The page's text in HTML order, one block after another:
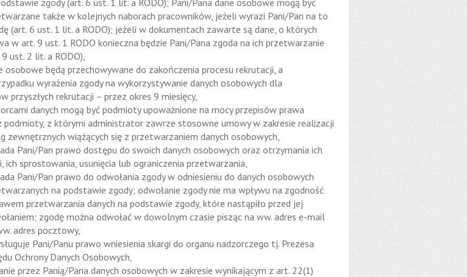
zgody (art. 6 ust. 1 lit. a RODO); Pani/Pana dane osobowe mogą być
także w kolejnych naborach pracowników, jeżeli wyrazi Pani/Pan na to
(art. 6 ust. 1 lit. a RODO); jeżeli w dokumentach zawarte są dane, o których
w art. 9 ust. 1 RODO konieczna będzie Pani/Pana zgoda na ich przetwarzanie
ust. 2 lit. a RODO),
osobowe będą przechowywane do zakończenia procesu rekrutacji, a
wyrażenia zgody na wykorzystywanie danych osobowych dla
przyszłych rekrutacji – przez okres 9 miesięcy,
danych mogą być podmioty upoważnione na mocy przepisów prawa
podmioty, z którymi administrator zawrze stosowne umowy w zakresie realizacji
zewnętrznych wiążących się z przetwarzaniem danych osobowych,
Pani/Pan prawo dostępu do swoich danych osobowych oraz otrzymania ich
ich sprostowania, usunięcia lub ograniczenia przetwarzania,
Pani/Pan prawo do odwołania zgody w odniesieniu do danych osobowych
na podstawie zgody; odwołanie zgody nie ma wpływu na zgodność
przetwarzania danych na podstawie zgody, które nastąpiło przed jej
zgodę można odwołać w dowolnym czasie pisząc na ww. adres e-mail
adres pocztowy,
Pani/Panu prawo wniesienia skargi do organu nadzorczego tj. Prezesa
Ochrony Danych Osobowych,
przez Panią/Pana danych osobowych w zakresie wynikającym z art. 22(1)